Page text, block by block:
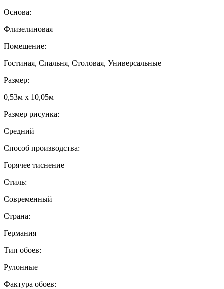
Основа:
Флизелиновая
Помещение:
Гостиная, Спальня, Столовая, Универсальные
Размер:
0,53м x 10,05м
Размер рисунка:
Средний
Способ производства:
Горячее тиснение
Стиль:
Современный
Страна:
Германия
Тип обоев:
Рулонные
Фактура обоев: